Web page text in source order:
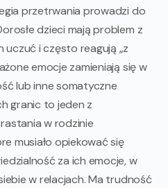
przetrwania prowadzi do
dzieci mają problem z
uczuć i często reagują „z
emocje zamieniają się w
lub inne somatyczne
granic to jeden z
w rodzinie
musiało opiekować się
za ich emocje, w
w relacjach. Ma trudność